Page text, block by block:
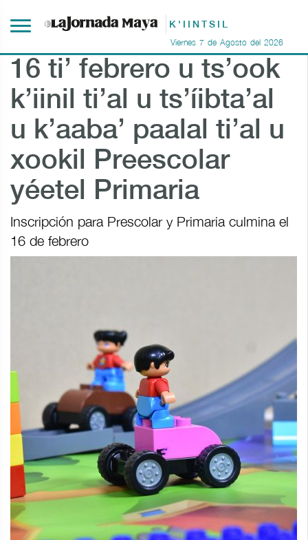
K'IINTSIL
Viernes 7 de Agosto del 2026
16 ti’ febrero u ts’ook
k’iinil ti’al u ts’íibta’al
u k’aaba’ paalal ti’al u
xookil Preescolar
yéetel Primaria
Inscripción para Prescolar y Primaria culmina el
16 de febrero